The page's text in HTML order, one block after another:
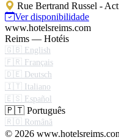
Rue Bertrand Russel -
Ver disponibilidade
www.hotelsreims.com
Reims — Hotéis
🇬🇧 English
🇫🇷 Français
🇩🇪 Deutsch
🇮🇹 Italiano
🇪🇸 Español
🇵🇹 Português
🇷🇴 Română
© 2026